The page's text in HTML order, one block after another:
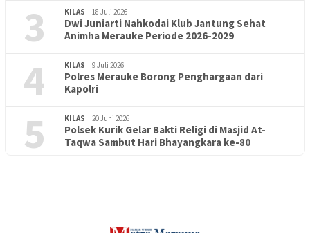
3 KILAS 18 Juli 2026
Dwi Juniarti Nahkodai Klub Jantung Sehat
Animha Merauke Periode 2026-2029
4 KILAS 9 Juli 2026
Polres Merauke Borong Penghargaan dari
Kapolri
5 KILAS 20 Juni 2026
Polsek Kurik Gelar Bakti Religi di Masjid At-
Taqwa Sambut Hari Bhayangkara ke-80
PENDIDIKAN 18 Juni 2026
Lepas Puluhan Peserta Didik, TK Yapis 2 Merauke Siapkan